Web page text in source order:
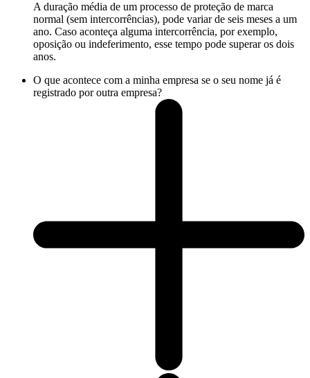
A duração média de um processo de proteção de marca
normal (sem intercorrências), pode variar de seis meses a um
ano. Caso aconteça alguma intercorrência, por exemplo,
oposição ou indeferimento, esse tempo pode superar os dois
anos.
O que acontece com a minha empresa se o seu nome já é
registrado por outra empresa?